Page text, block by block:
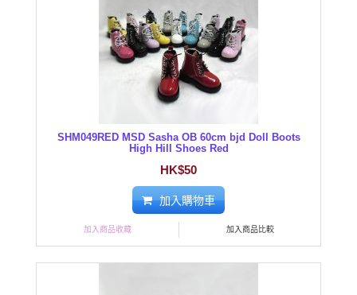
SHM049RED MSD Sasha OB 60cm bjd Doll Boots
High Hill Shoes Red
HK$50
加入購物車
加入商品收藏 加入商品比較